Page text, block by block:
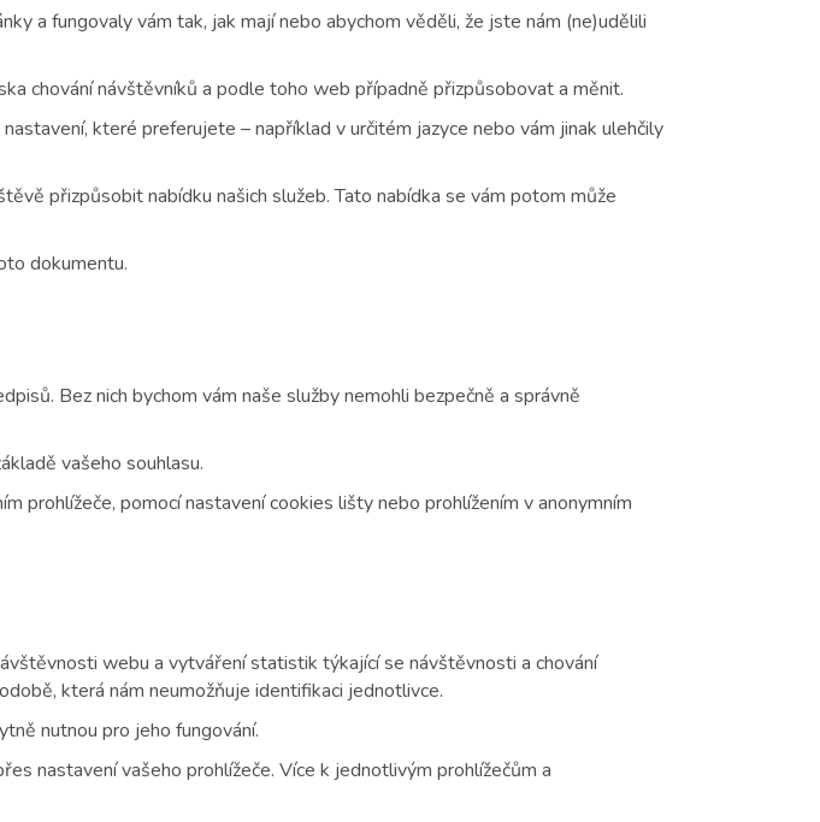
a fungovaly vám tak, jak mají nebo abychom věděli, že jste nám (ne)udělili
chování návštěvníků a podle toho web případně přizpůsobovat a měnit.
které preferujete – například v určitém jazyce nebo vám jinak ulehčily
přizpůsobit nabídku našich služeb. Tato nabídka se vám potom může
dokumentu.
Bez nich bychom vám naše služby nemohli bezpečně a správně
vašeho souhlasu.
prohlížeče, pomocí nastavení cookies lišty nebo prohlížením v anonymním
webu a vytváření statistik týkající se návštěvnosti a chování
která nám neumožňuje identifikaci jednotlivce.
nutnou pro jeho fungování.
nastavení vašeho prohlížeče. Více k jednotlivým prohlížečům a